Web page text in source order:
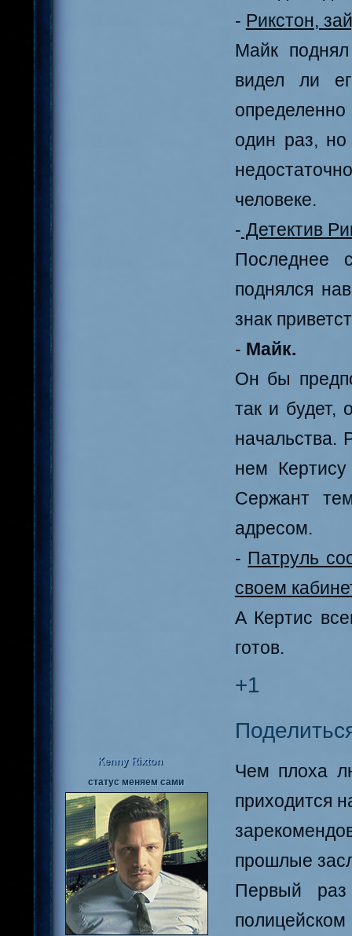
- Рикстон,
Майк
видел ли
один раз,
человеке.
- Детектив
Последнее
поднялся
знак
- Майк.
Он бы
так и будет,
начальства.
нем
Сержант
адресом.
- Патруль
своем
А Кертис
готов.
+1
Kenny Rixton
статус меняем сами
Чем плоха
приходится
прошлые
Первый